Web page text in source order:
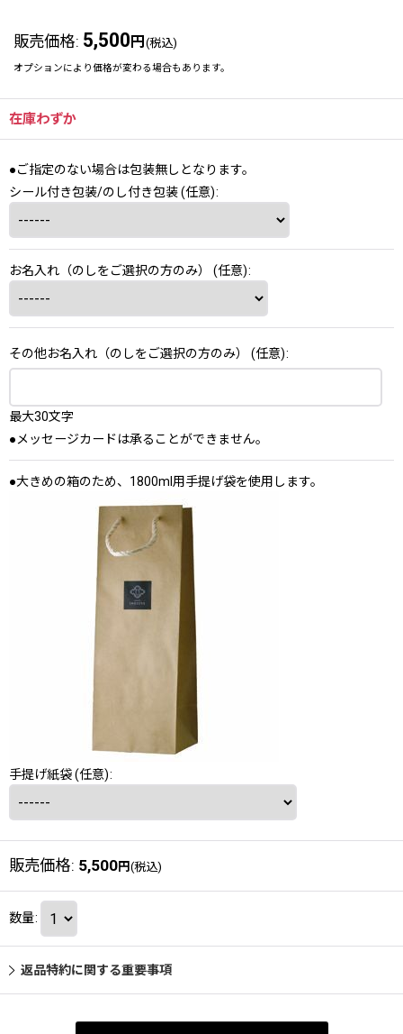
販売価格: 5,500 円 (税込)
オプションにより価格が変わる場合もあります。
在庫わずか
●ご指定のない場合は包装無しとなります。
シール付き包装/のし付き包装(任意):
お名入れ（のしをご選択の方のみ） (任意):
その他お名入れ（のしをご選択の方のみ） (任意):
最大30文字
●メッセージカードは承ることができません。
●大きめの箱のため、1800ml用手提げ袋を使用します。
手提げ紙袋(任意):
販売価格: 5,500円 (税込)
数量:
返品特約に関する重要事項